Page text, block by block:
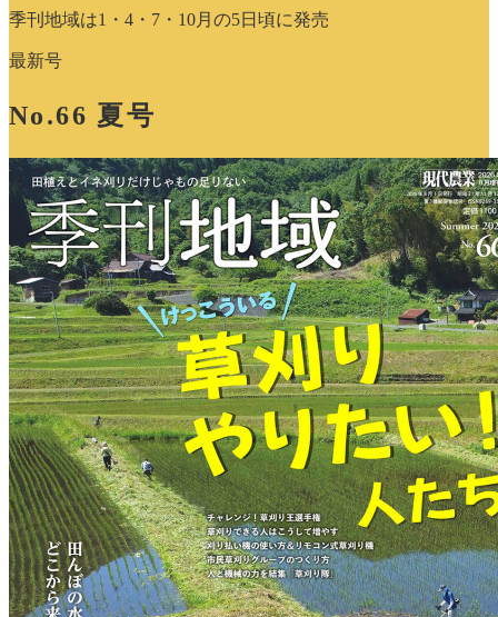
季刊地域は1・4・7・10月の5日頃に発売
最新号
No.66 夏号